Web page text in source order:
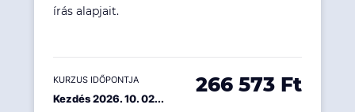
írás alapjait.
KURZUS IDŐPONTJA
Kezdés 2026. 10. 02...
266 573 Ft